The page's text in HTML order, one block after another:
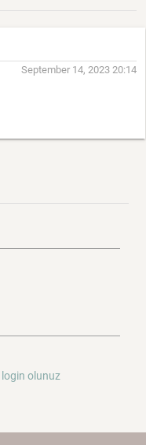
September 14, 2023 20:14
olunuz